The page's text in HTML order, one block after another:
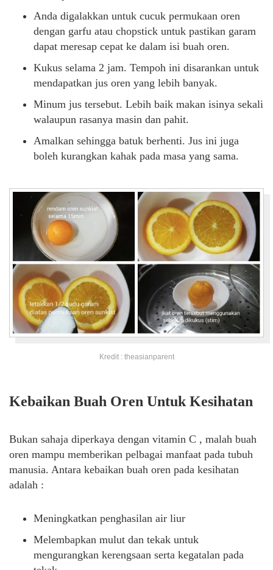
Anda digalakkan untuk cucuk permukaan oren
dengan garfu atau chopstick untuk pastikan garam
dapat meresap cepat ke dalam isi buah oren.
Kukus selama 2 jam. Tempoh ini disarankan untuk
mendapatkan jus oren yang lebih banyak.
Minum jus tersebut. Lebih baik makan isinya sekali
walaupun rasanya masin dan pahit.
Amalkan sehingga batuk berhenti. Jus ini juga
boleh kurangkan kahak pada masa yang sama.
Kredit : theasianparent
Kebaikan Buah Oren Untuk Kesihatan
Bukan sahaja diperkaya dengan vitamin C , malah buah
oren mampu memberikan pelbagai manfaat pada tubuh
manusia. Antara kebaikan buah oren pada kesihatan
adalah :
Meningkatkan penghasilan air liur
Melembapkan mulut dan tekak untuk
mengurangkan kerengsaan serta kegatalan pada